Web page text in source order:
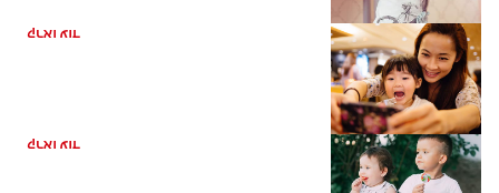
קראו עוד
קראו עוד